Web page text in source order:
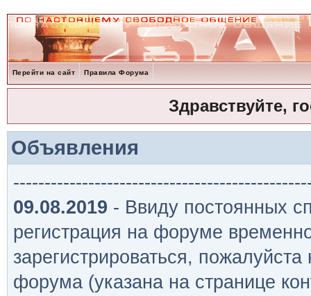
Перейти на сайт Правила Форума
Здравствуйте,
Объявления
09.08.2019 - Ввиду постоянных
регистрация на форуме
зарегистрироваться,
форума (указана на странице